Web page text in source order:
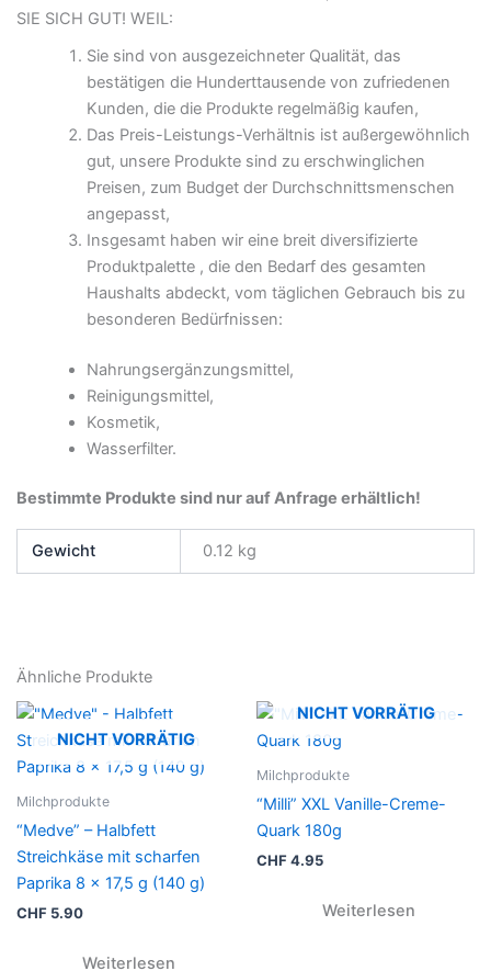
SIE SICH GUT! WEIL:
Sie sind von ausgezeichneter Qualität, das
bestätigen die Hunderttausende von zufriedenen
Kunden, die die Produkte regelmäßig kaufen,
Das Preis-Leistungs-Verhältnis ist außergewöhnlich
gut, unsere Produkte sind zu erschwinglichen
Preisen, zum Budget der Durchschnittsmenschen
angepasst,
Insgesamt haben wir eine breit diversifizierte
Produktpalette , die den Bedarf des gesamten
Haushalts abdeckt, vom täglichen Gebrauch bis zu
besonderen Bedürfnissen:
Nahrungsergänzungsmittel,
Reinigungsmittel,
Kosmetik,
Wasserfilter.
Bestimmte Produkte sind nur auf Anfrage erhältlich!
Gewicht 0.12 kg
Ähnliche Produkte
NICHT VORRÄTIG
Milchprodukte
“Medve” – Halbfett
Streichkäse mit scharfen
Paprika 8 x 17,5 g (140 g)
CHF 5.90
Weiterlesen
NICHT VORRÄTIG
Milchprodukte
“Milli” XXL Vanille-Creme-
Quark 180g
CHF4.95
Weiterlesen